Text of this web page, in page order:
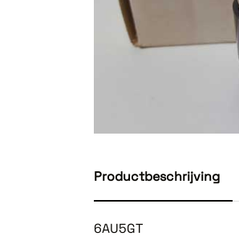
Productbeschrijving
6AU5GT